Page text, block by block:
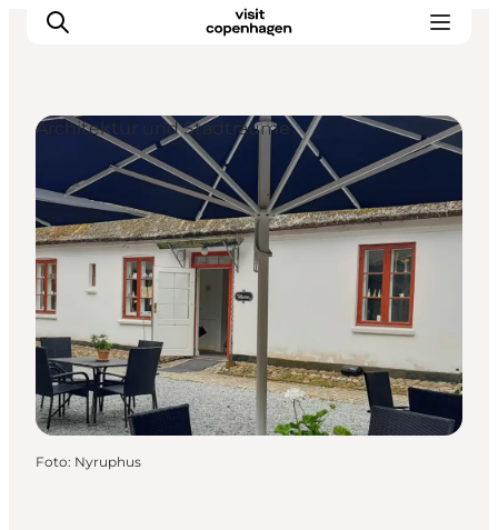
Aktivitäten
Essen und Trinken
Planen
Architektur und Stadträume
Foto: Nyruphus